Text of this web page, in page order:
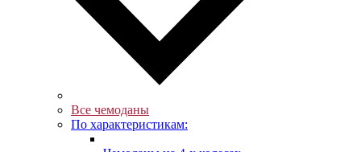
Все чемоданы
По характеристикам: